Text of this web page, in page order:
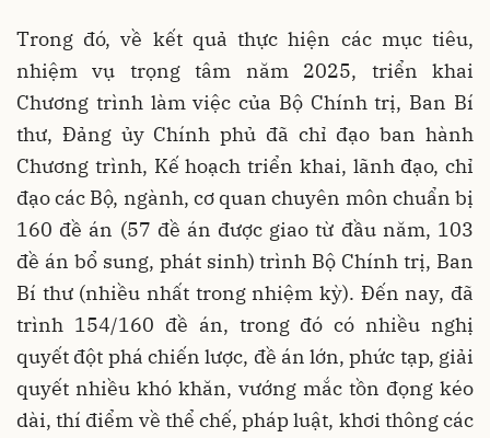
Trong đó, về kết quả thực hiện các mục tiêu,
nhiệm vụ trọng tâm năm 2025, triển khai
Chương trình làm việc của Bộ Chính trị, Ban Bí
thư, Đảng ủy Chính phủ đã chỉ đạo ban hành
Chương trình, Kế hoạch triển khai, lãnh đạo, chỉ
đạo các Bộ, ngành, cơ quan chuyên môn chuẩn bị
160 đề án (57 đề án được giao từ đầu năm, 103
đề án bổ sung, phát sinh) trình Bộ Chính trị, Ban
Bí thư (nhiều nhất trong nhiệm kỳ). Đến nay, đã
trình 154/160 đề án, trong đó có nhiều nghị
quyết đột phá chiến lược, đề án lớn, phức tạp, giải
quyết nhiều khó khăn, vướng mắc tồn đọng kéo
dài, thí điểm về thể chế, pháp luật, khơi thông các